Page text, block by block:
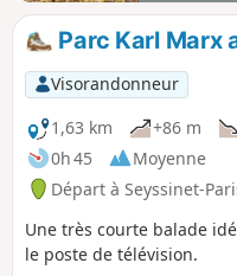
Parc Karl Marx
Visorandonneur
1,63 km
+86 m
0h 45
Moyenne
Départ à Seyssinet-
Une très courte balade
le poste de télévision.